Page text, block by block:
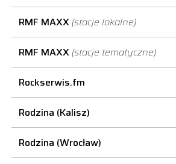
RMF MAXX (stacje lokalne)
RMF MAXX (stacje tematyczne)
Rockserwis.fm
Rodzina (Kalisz)
Rodzina (Wrocław)